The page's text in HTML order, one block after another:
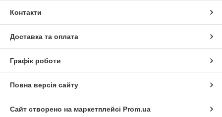
Контакти
Доставка та оплата
Графік роботи
Повна версія сайту
Сайт створено на маркетплейсі Prom.ua